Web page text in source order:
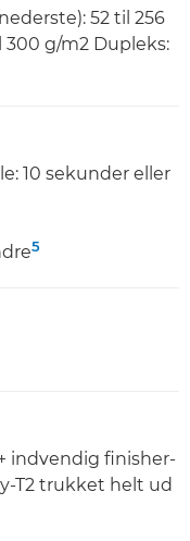
52 til 256
300 g/m2 Dupleks:
10 sekunder eller
5
+ indvendig finisher-
T2 trukket helt ud